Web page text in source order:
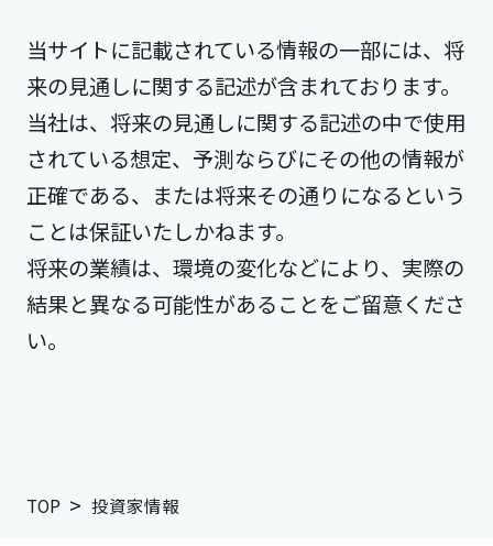
当サイトに記載されている情報の一部には、将
来の見通しに関する記述が含まれております。
当社は、将来の見通しに関する記述の中で使用
されている想定、予測ならびにその他の情報が
正確である、または将来その通りになるという
ことは保証いたしかねます。
将来の業績は、環境の変化などにより、実際の
結果と異なる可能性があることをご留意くださ
い。
TOP 投資家情報